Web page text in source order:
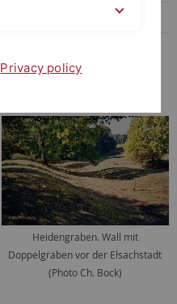
Heidengraben. Wall mit
Doppelgraben vor der Elsachstadt
(Photo Ch. Bock)
Privacy policy